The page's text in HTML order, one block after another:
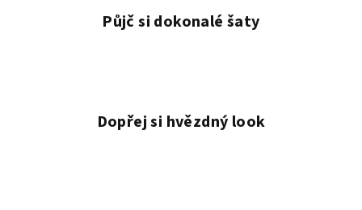
Půjč si dokonalé šaty
Dopřej si hvězdný look